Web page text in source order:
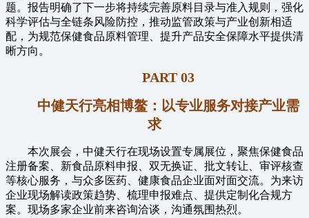
题。报告明确了下一步将持续完善原料目录与准入规则，强化
科学评估与全链条风险防控，推动监管政策与产业创新相适
配，为规范保健食品原料管理、提升产品安全保障水平提供清
晰方向。
PART 03
中健天行亮相博鳌：以专业服务对接产业需
求
本次展会，中健天行在现场设置专属展位，聚焦保健食品
注册备案、新食品原料申报、双无换证、批文转让、审评核查
等核心服务，与众多医药、健康食品企业面对面交流。为来访
企业现场解读政策趋势、梳理申报难点、提供定制化合规方
案。现场多家企业前来咨询洽谈，沟通氛围热烈。